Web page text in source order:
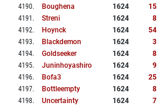
4190. Boughena 1624 15
4191 . Streni 1624 8
4192. Hoynck 1624 54
4193. Blackdemon 1624 3
4194. Goldseeker 1624 8
4195. Juninhoyashiro 1624 9
4196. Bofa3 1624 25
4197. Bottleempty 1624 8
4198. Uncertainty 1624 7